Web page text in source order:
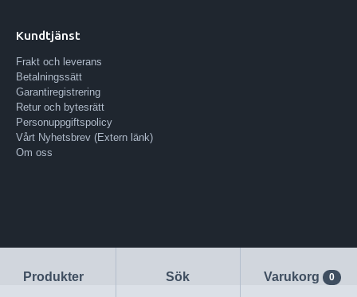
Produkter Sök Varukorg 0
Kundtjänst
Frakt och leverans
Betalningssätt
Garantiregistrering
Retur och bytesrätt
Personuppgiftspolicy
Vårt Nyhetsbrev (Extern länk)
Om oss